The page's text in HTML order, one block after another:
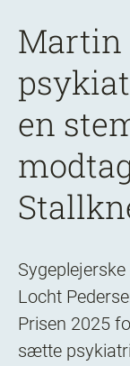
Martin
en
Locht
Prisen 2025
sætte